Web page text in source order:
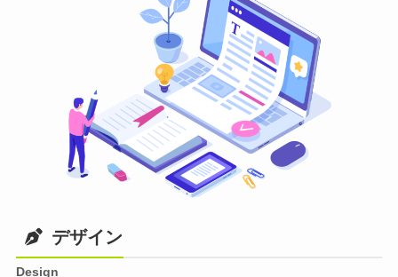
デザイン
Design